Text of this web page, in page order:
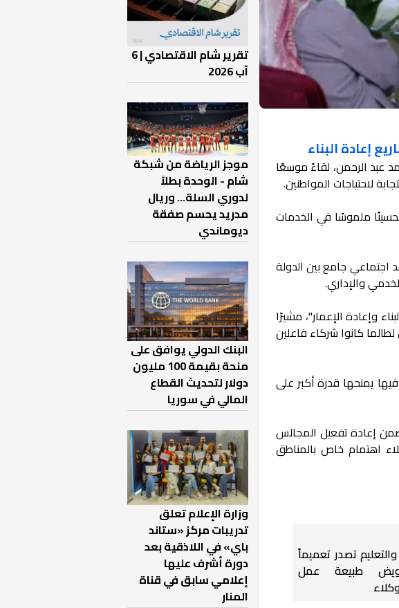
إعادة البناء
عبد الرحمن، لقاءً موسعًا
لاحتياجات المواطنين.
ملموسًا في الخدمات
اجتماعي جامع بين الدولة
والإداري.
وإعادة الإعمار"، مشيرًا
كانوا شركاء فاعلين
فيها يمنحها قدرة أكبر على
إعادة تفعيل المجالس
اهتمام خاص بالمناطق
والتعليم تصدر تعميماً
طبيعة عمل
تقرير شام الاقتصادي | 6
آب 2026
موجز الرياضة من شبكة
شام - الوحدة بطلاً
لدوري السلة... وريال
مدريد يحسم صفقة
ديوماندي
البنك الدولي يوافق على
منحة بقيمة 100 مليون
دولار لتحديث القطاع
المالي في سوريا
وزارة الإعلام تعلق
تدريبات مركز «ستاند
باي» في اللاذقية بعد
دورة أشرف عليها
إعلامي سابق في قناة
المنار